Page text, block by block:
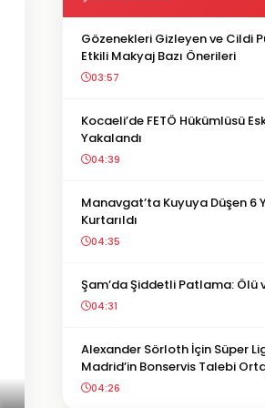
Gözenekleri Gizleyen ve Cildi
Etkili Makyaj Bazı Önerileri
03:57
Kocaeli’de FETÖ Hükümlüsü
Yakalandı
04:39
Manavgat’ta Kuyuya Düşen 6
Kurtarıldı
04:35
Şam’da Şiddetli Patlama: Ölü
04:31
Alexander Sörloth İçin Süper
Madrid’in Bonservis Talebi
04:26